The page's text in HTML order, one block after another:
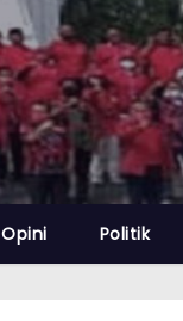
Opini Politik